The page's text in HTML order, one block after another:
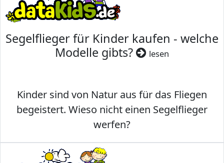
Segelflieger für Kinder kaufen - welche
Modelle gibts?
lesen
Kinder sind von Natur aus für das Fliegen
begeistert. Wieso nicht einen Segelflieger
werfen?